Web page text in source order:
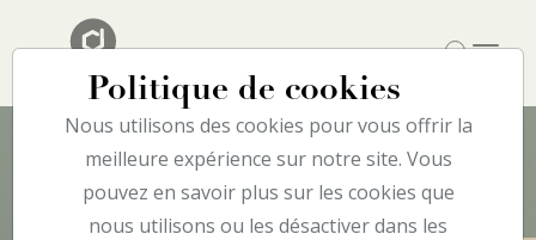
Foire aux questions
Politique de cookies
Nous utilisons des cookies pour vous offrir la
meilleure expérience sur notre site. Vous
pouvez en savoir plus sur les cookies que
nous utilisons ou les désactiver dans les